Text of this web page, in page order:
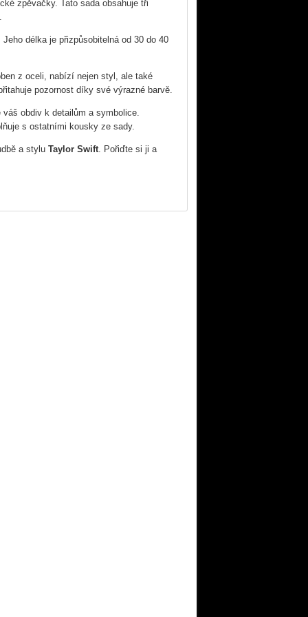
zpěvačky. Tato sada obsahuje tři
délka je přizpůsobitelná od 30 do 40
z oceli, nabízí nejen styl, ale také
pozornost díky své výrazné barvě.
obdiv k detailům a symbolice.
s ostatními kousky ze sady.
a stylu Taylor Swift. Pořiďte si ji a